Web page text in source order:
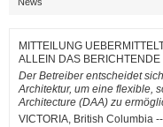
MITTEILUNG
ALLEIN DAS
Der Betreiber entscheidet
Architektur, um eine flexible,
Architecture (DAA) zu
VICTORIA, British Columbia